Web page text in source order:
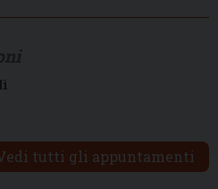
tutti gli appuntamenti